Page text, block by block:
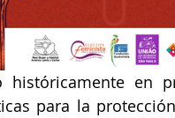
en
para la